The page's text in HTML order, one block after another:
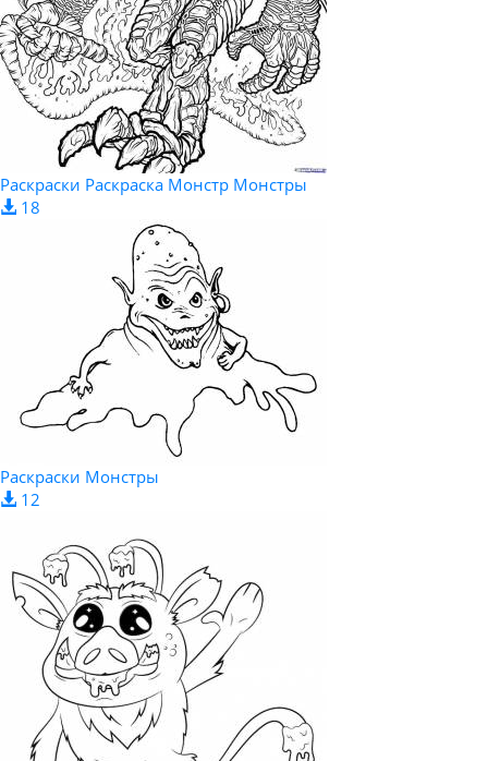
Раскраски Раскраска Монстр Монстры
18
Раскраски Монстры
12